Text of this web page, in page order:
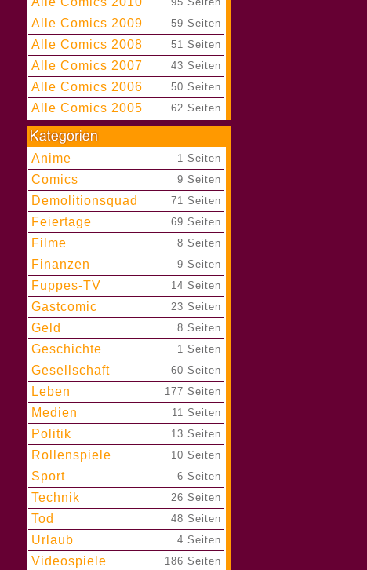
Alle Comics 2009 59 Seiten
Alle Comics 2008 51 Seiten
Alle Comics 2007 43 Seiten
Alle Comics 2006 50 Seiten
Alle Comics 2005 62 Seiten
Anime 1 Seiten
Comics 9 Seiten
Demolitionsquad 71 Seiten
Feiertage 69 Seiten
Filme 8 Seiten
Finanzen 9 Seiten
Fuppes-TV 14 Seiten
Gastcomic 23 Seiten
Geld 8 Seiten
Geschichte 1 Seiten
Gesellschaft 60 Seiten
Leben 177 Seiten
Medien 11 Seiten
Politik 13 Seiten
Rollenspiele 10 Seiten
Sport 6 Seiten
Technik 26 Seiten
Tod 48 Seiten
Urlaub 4 Seiten
Videospiele 186 Seiten